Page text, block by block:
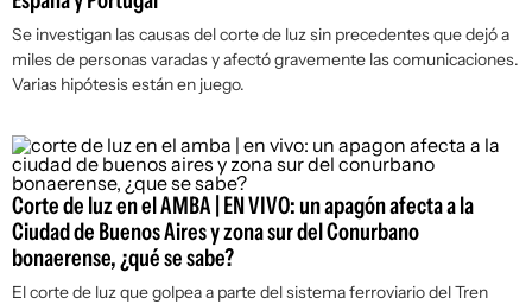
Se investigan las causas del corte de luz sin precedentes que dejó a
miles de personas varadas y afectó gravemente las comunicaciones.
Varias hipótesis están en juego.
Corte de luz en el AMBA | EN VIVO: un apagón afecta a la
Ciudad de Buenos Aires y zona sur del Conurbano
bonaerense, ¿qué se sabe?
El corte de luz que golpea a parte del sistema ferroviario del Tren